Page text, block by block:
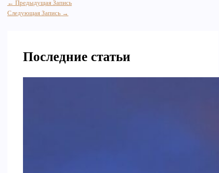
← Предыдущая Запись
Следующая Запись →
Последние статьи